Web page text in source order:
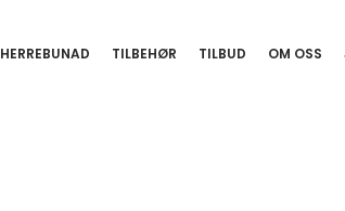
HERREBUNAD TILBEHØR TILBUD OM OSS